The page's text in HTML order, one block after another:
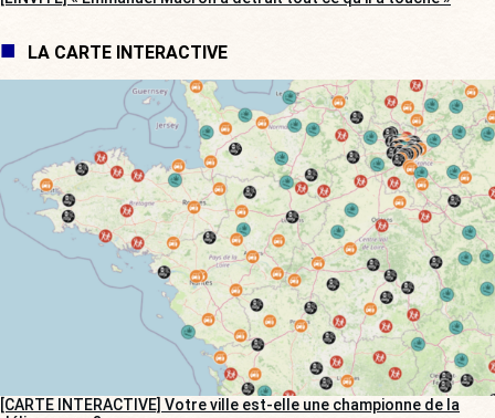
LA CARTE INTERACTIVE
[CARTE INTERACTIVE] Votre ville est-elle une championne de la